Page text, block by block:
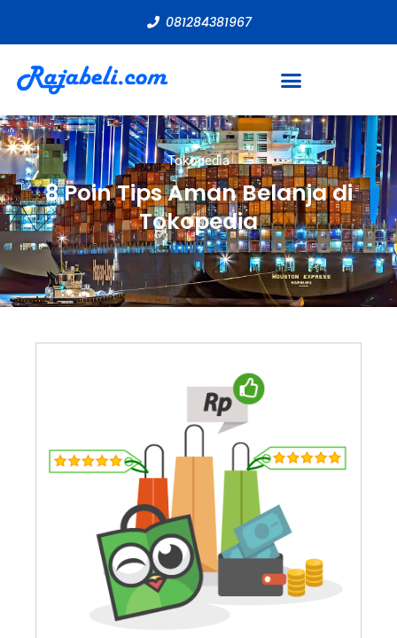
081284381967
Tokopedia
8 Poin Tips Aman Belanja di
Tokopedia